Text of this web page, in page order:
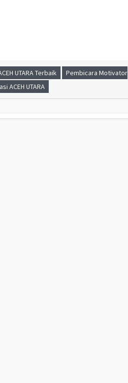
UTARA Terbaik
Pembicara Motivator
ACEH UTARA